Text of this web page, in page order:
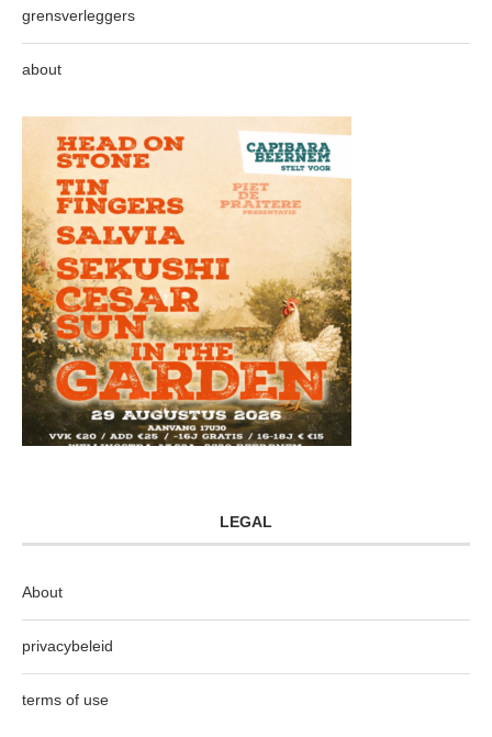
grensverleggers
about
LEGAL
About
privacybeleid
terms of use